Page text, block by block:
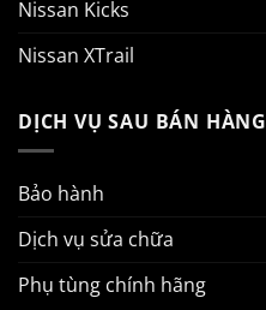
Nissan Kicks
Nissan XTrail
DỊCH VỤ SAU BÁN HÀNG
Bảo hành
Dịch vụ sửa chữa
Phụ tùng chính hãng